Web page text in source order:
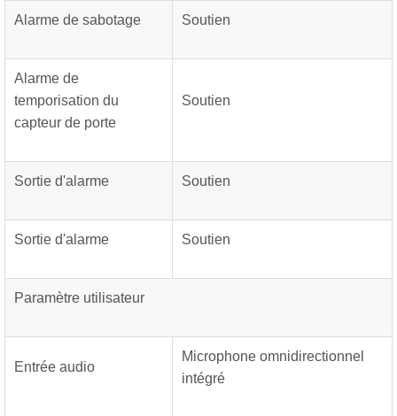
Alarme de sabotage Soutien
Alarme de
temporisation du
capteur de porte
Soutien
Sortie d'alarme Soutien
Sortie d'alarme Soutien
Paramètre utilisateur
Entrée audio
Microphone omnidirectionnel
intégré